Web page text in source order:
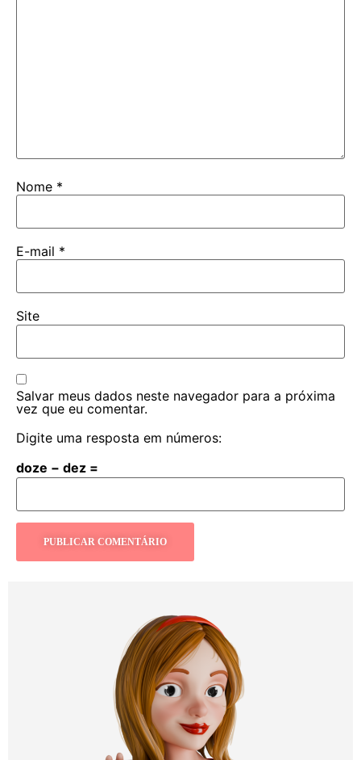
Nome *
E-mail *
Site
Salvar meus dados neste navegador para a próxima
vez que eu comentar.
Digite uma resposta em números:
doze − dez =